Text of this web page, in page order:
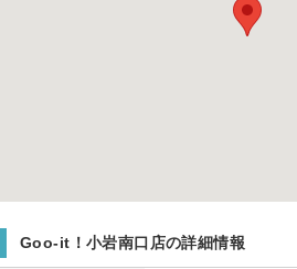
Goo-it！小岩南口店の詳細情報